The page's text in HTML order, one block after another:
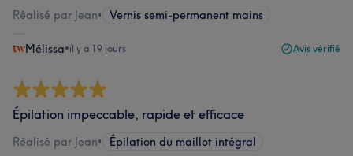
Réalisé par Jean• Vernis semi-permanent mains
Mélissa•il y a 19 jours Avis vérifié
Épilation impeccable, rapide et efficace
Réalisé par Jean• Épilation du maillot intégral